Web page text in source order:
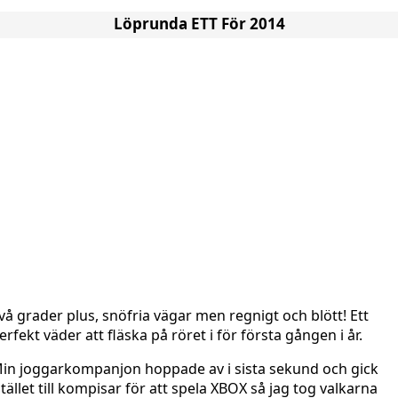
Löprunda ETT För 2014
grader plus, snöfria vägar men regnigt och blött! Ett
väder att fläska på röret i för första gången i år.
joggarkompanjon hoppade av i sista sekund och gick
till kompisar för att spela XBOX så jag tog valkarna